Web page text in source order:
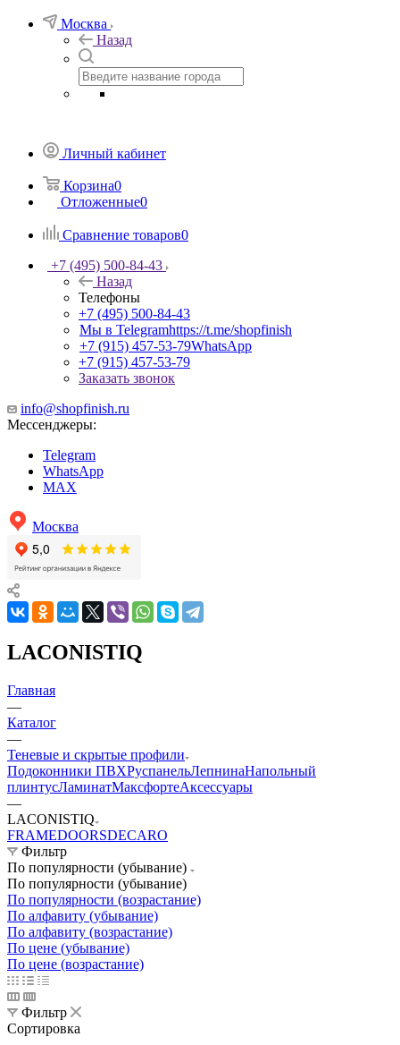
Москва
Назад
Личный кабинет
Корзина0
Отложенные0
Сравнение товаров0
+7 (495) 500-84-43
Назад
Телефоны
+7 (495) 500-84-43
Мы в Telegramhttps://t.me/shopfinish
+7 (915) 457-53-79WhatsApp
+7 (915) 457-53-79
Заказать звонок
info@shopfinish.ru
Мессенджеры:
Telegram
WhatsApp
MAX
Москва
LACONISTIQ
Главная
—
Каталог
—
Теневые и скрытые профили
Подоконники ПВХРуспанельЛепнинаНапольный
плинтусЛаминатМаксфортеАксессуары
—
LACONISTIQ
FRAMEDOORSDECARO
Фильтр
По популярности (убывание)
По популярности (убывание)
По популярности (возрастание)
По алфавиту (убывание)
По алфавиту (возрастание)
По цене (убывание)
По цене (возрастание)
Фильтр
Сортировка